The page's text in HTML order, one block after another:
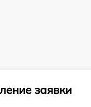
заявки